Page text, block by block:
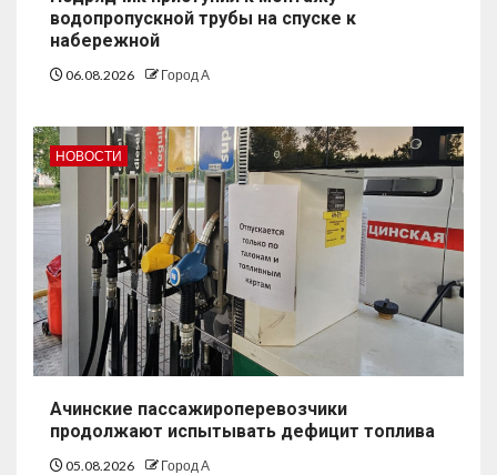
водопропускной трубы на спуске к
набережной
06.08.2026 Город А
НОВОСТИ
Ачинские пассажироперевозчики
продолжают испытывать дефицит топлива
05.08.2026 Город А